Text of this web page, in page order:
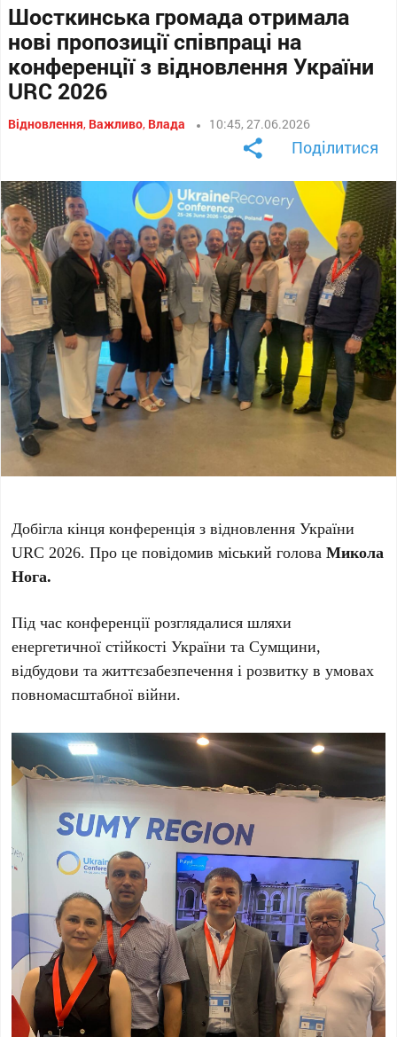
Шосткинська громада отримала
нові пропозиції співпраці на
конференції з відновлення України
URC 2026
Відновлення, Важливо, Влада 10:45, 27.06.2026
Поділитися
Добігла кінця конференція з відновлення України
URC 2026. Про це повідомив міський головаМикола
Нога.
Під час конференції розглядалися шляхи
енергетичної стійкості України та Сумщини,
відбудови та життєзабезпечення і розвитку в умовах
повномасштабної війни.